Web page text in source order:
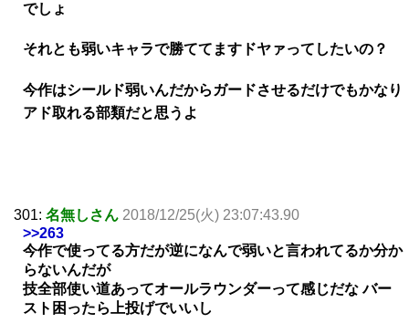
でしょ
それとも弱いキャラで勝ててますドヤァってしたいの？
今作はシールド弱いんだからガードさせるだけでもかなり
アド取れる部類だと思うよ
301: 名無しさん 2018/12/25(火) 23:07:43.90
>>263
今作で使ってる方だが逆になんで弱いと言われてるか分か
らないんだが
技全部使い道あってオールラウンダーって感じだな バー
スト困ったら上投げでいいし